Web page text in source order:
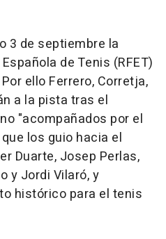
3 de septiembre la
de Tenis (RFET)
ello Ferrero, Corretja,
a la pista tras el
"acompañados por el
los guio hacia el
Duarte, Josep Perlas,
y Jordi Vilaró, y
histórico para el tenis